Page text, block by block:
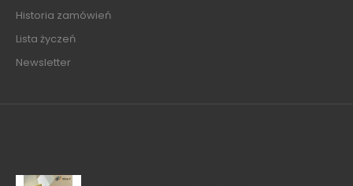
Historia zamówień
Lista życzeń
Newsletter